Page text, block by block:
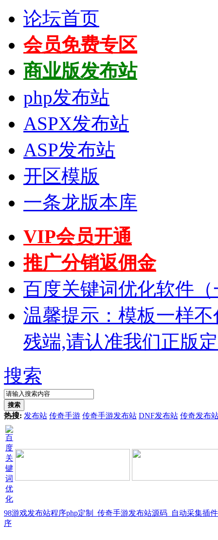
论坛首页
会员免费专区
商业版发布站
php发布站
ASPX发布站
ASP发布站
开区模版
一条龙版本库
VIP会员开通
推广分销返佣金
百度关键词优化软件
温馨提示：模板一样
残端,请认准我们正版
搜索
搜索
热搜: 发布站 传奇手游 传奇手游发布站 DNF发布站 传奇发布
98游戏发布站程序php定制_传奇手游发布站源码_自动采集插
序